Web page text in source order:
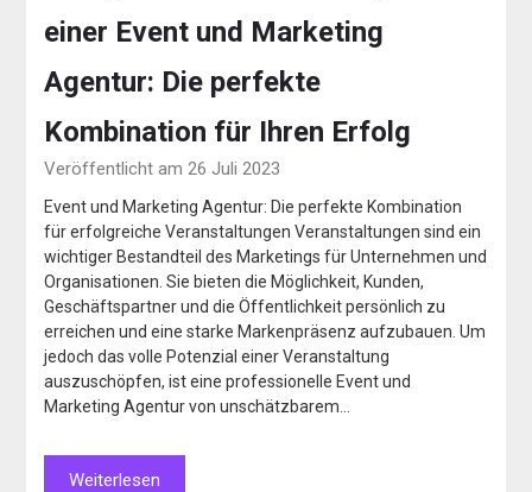
einer Event und Marketing
Agentur: Die perfekte
Kombination für Ihren Erfolg
Veröffentlicht am 26 Juli 2023
Event und Marketing Agentur: Die perfekte Kombination
für erfolgreiche Veranstaltungen Veranstaltungen sind ein
wichtiger Bestandteil des Marketings für Unternehmen und
Organisationen. Sie bieten die Möglichkeit, Kunden,
Geschäftspartner und die Öffentlichkeit persönlich zu
erreichen und eine starke Markenpräsenz aufzubauen. Um
jedoch das volle Potenzial einer Veranstaltung
auszuschöpfen, ist eine professionelle Event und
Marketing Agentur von unschätzbarem…
Weiterlesen